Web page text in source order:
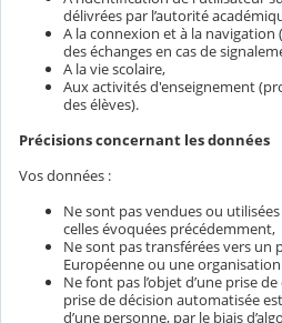
délivrées par l’autorité
A la connexion et à la navigation
des échanges en cas de
A la vie scolaire,
Aux activités d'enseignement
des élèves).
Précisions concernant les données
Vos données :
Ne sont pas vendues ou
celles évoquées précédemment,
Ne sont pas transférées vers un
Européenne ou une
Ne font pas l’objet d’une prise
prise de décision automatisée
d’une personne, par le biais